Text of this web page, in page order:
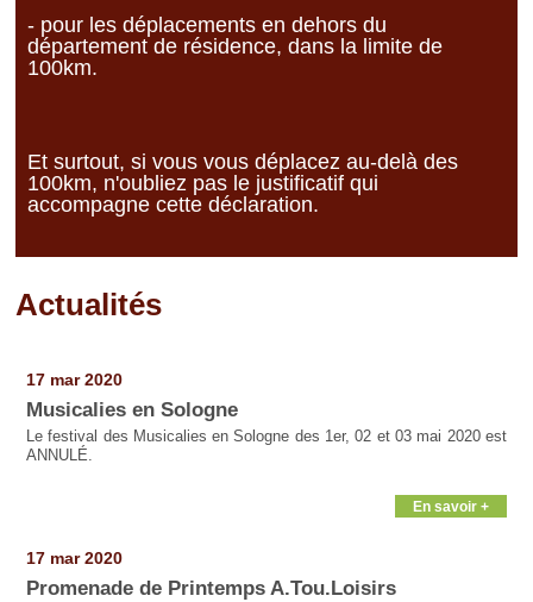
- pour les déplacements en dehors du
département de résidence, dans la limite de
100km.
Et surtout, si vous vous déplacez au-delà des
100km, n'oubliez pas le justificatif qui
accompagne cette déclaration.
Actualités
17 mar 2020
Musicalies en Sologne
Le festival des Musicalies en Sologne des 1er, 02 et 03 mai 2020 est
ANNULÉ.
En savoir +
17 mar 2020
Promenade de Printemps A.Tou.Loisirs
Pages